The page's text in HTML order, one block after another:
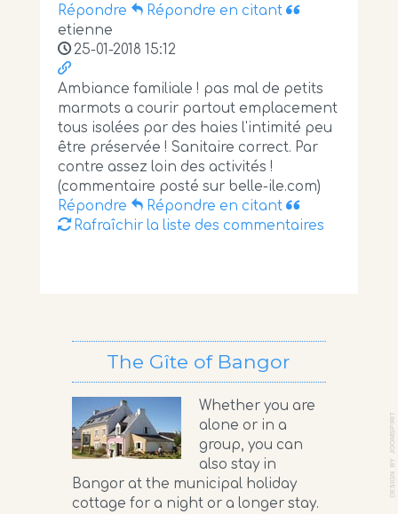
Répondre
Répondre en citant
etienne
25-01-2018 15:12
Ambiance familiale ! pas mal de petits
marmots a courir partout emplacement
tous isolées par des haies l'intimité peu
être préservée ! Sanitaire correct. Par
contre assez loin des activités !
(commentaire posté sur belle-ile.com)
Répondre
Répondre en citant
Rafraîchir la liste des commentaires
The Gîte of Bangor
Whether you are
alone or in a
group, you can
also stay in
Bangor at the municipal holiday
cottage for a night or a longer stay.